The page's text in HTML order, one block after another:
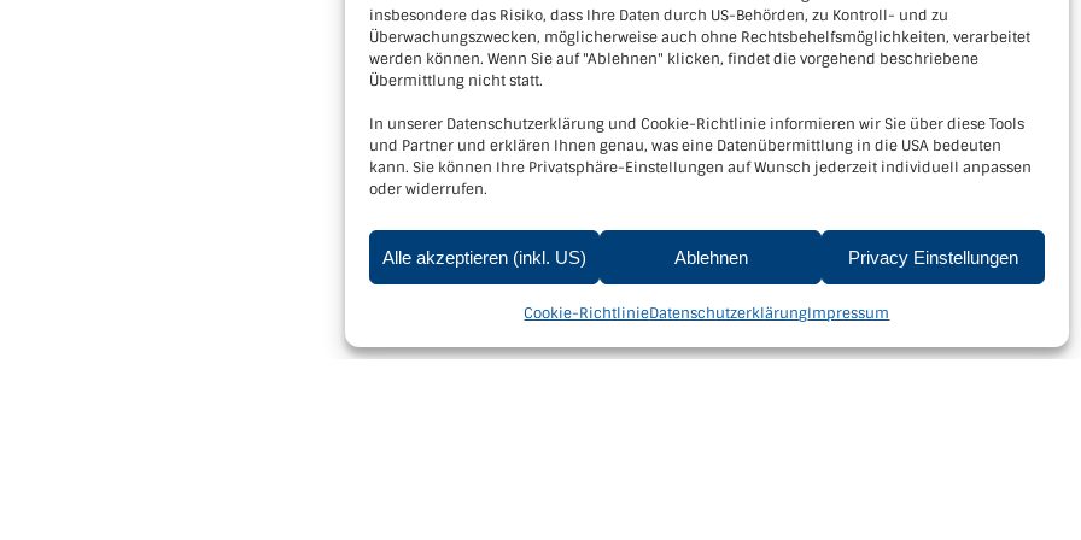
insbesondere das Risiko, dass Ihre Daten durch US-Behörden, zu Kontroll- und zu
Überwachungszwecken, möglicherweise auch ohne Rechtsbehelfsmöglichkeiten, verarbeitet
werden können. Wenn Sie auf "Ablehnen" klicken, findet die vorgehend beschriebene
Übermittlung nicht statt.
In unserer Datenschutzerklärung und Cookie-Richtlinie informieren wir Sie über diese Tools
und Partner und erklären Ihnen genau, was eine Datenübermittlung in die USA bedeuten
kann. Sie können Ihre Privatsphäre-Einstellungen auf Wunsch jederzeit individuell anpassen
oder widerrufen.
Alle akzeptieren (inkl. US) Ablehnen Privacy Einstellungen
Cookie-RichtlinieDatenschutzerklärungImpressum
Datenschutzerklärung|Cookie-Richtlinie